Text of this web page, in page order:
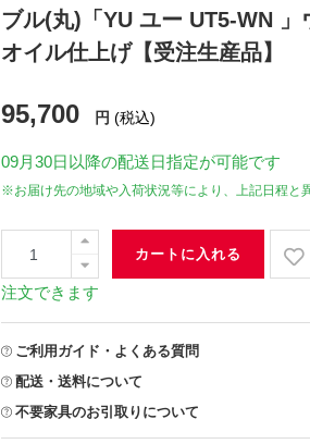
ブル(丸)「YU ユー UT5-WN 」
オイル仕上げ【受注生産品】
95,700 円 (税込)
09月30日 以降の配送日指定が可能です
※お届け先の地域や入荷状況等により、上記日程と
カートに入れる
注文できます
ご利用ガイド・よくある質問
配送・送料について
不要家具のお引取りについて